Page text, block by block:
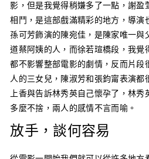
影，但是我覺得稍嫌多了一點，謝盈
相鬥，是這部戲滿精彩的地方，導演
孫可芳飾演的陳宛佳，是陳家唯一與
道蔡阿姨的人，而徐若瑄橋段，我覺
都不影響整部電影的劇情，反而片段
人的三女兒，陳淑芳和張鈞甯表演都
上香與告訴林秀英自己懷孕了，林
多麼不捨，兩人的感情不言而喻。
放手，談何容易